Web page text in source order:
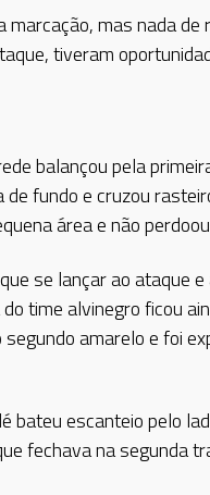
mas nada de
tiveram
balançou pela
fundo e cruzou
área e não
se lançar ao ataque
time alvinegro ficou
amarelo e foi
bateu escanteio pelo
fechava na segunda